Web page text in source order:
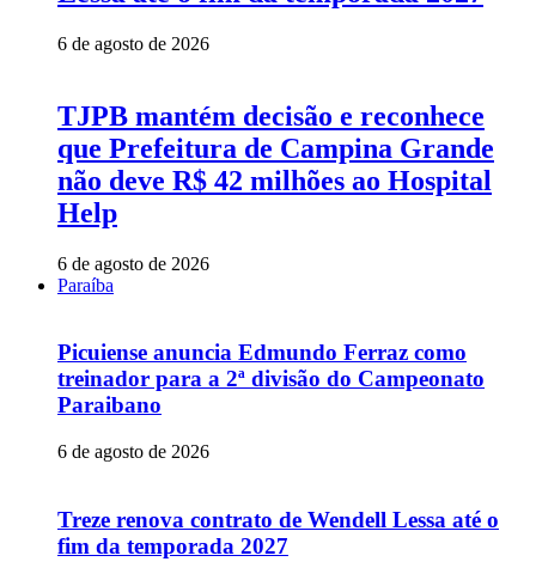
6 de agosto de 2026
TJPB mantém decisão e reconhece
que Prefeitura de Campina Grande
não deve R$ 42 milhões ao Hospital
Help
6 de agosto de 2026
Paraíba
Picuiense anuncia Edmundo Ferraz como
treinador para a 2ª divisão do Campeonato
Paraibano
6 de agosto de 2026
Treze renova contrato de Wendell Lessa até o
fim da temporada 2027